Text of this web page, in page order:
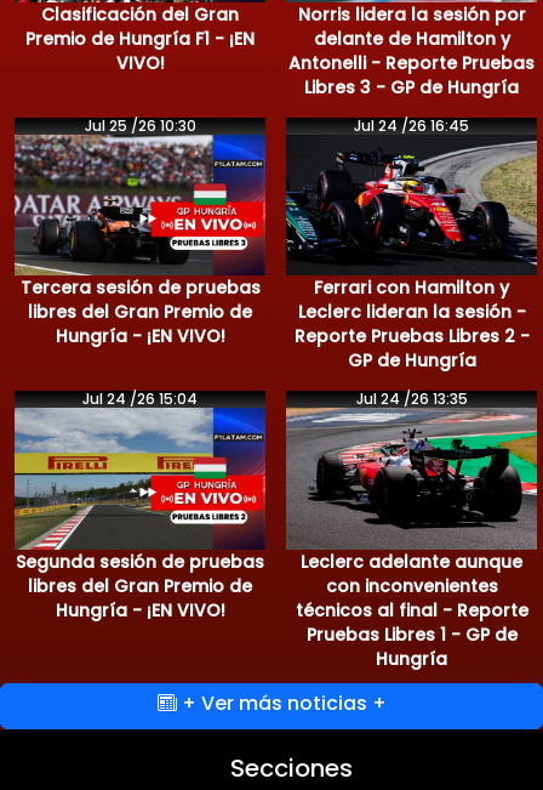
Clasificación del Gran
Premio de Hungría F1 - ¡EN
VIVO!
Norris lidera la sesión por
delante de Hamilton y
Antonelli - Reporte Pruebas
Libres 3 - GP de Hungría
Jul 25 /26 10:30
Tercera sesión de pruebas
libres del Gran Premio de
Hungría - ¡EN VIVO!
Jul 24 /26 16:45
Ferrari con Hamilton y
Leclerc lideran la sesión -
Reporte Pruebas Libres 2 -
GP de Hungría
Jul 24 /26 15:04
Segunda sesión de pruebas
libres del Gran Premio de
Hungría - ¡EN VIVO!
Jul 24 /26 13:35
Leclerc adelante aunque
con inconvenientes
técnicos al final - Reporte
Pruebas Libres 1 - GP de
Hungría
+ Ver más noticias +
Secciones